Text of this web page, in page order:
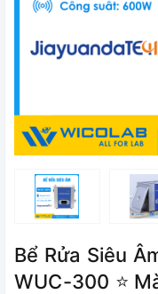
Bể Rửa Siêu
WUC-300 ⭐